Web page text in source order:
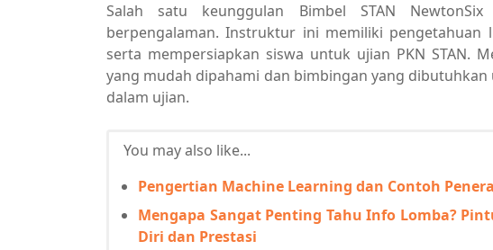
Salah satu keunggulan Bimbel STAN
berpengalaman. Instruktur ini memiliki pengetahuan
serta mempersiapkan siswa untuk ujian PKN STAN.
yang mudah dipahami dan bimbingan yang
dalam ujian.
You may also like...
Pengertian Machine Learning dan Contoh
Mengapa Sangat Penting Tahu Info Lomba?
Diri dan Prestasi